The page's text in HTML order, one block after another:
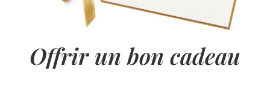
Offrir un bon cadeau